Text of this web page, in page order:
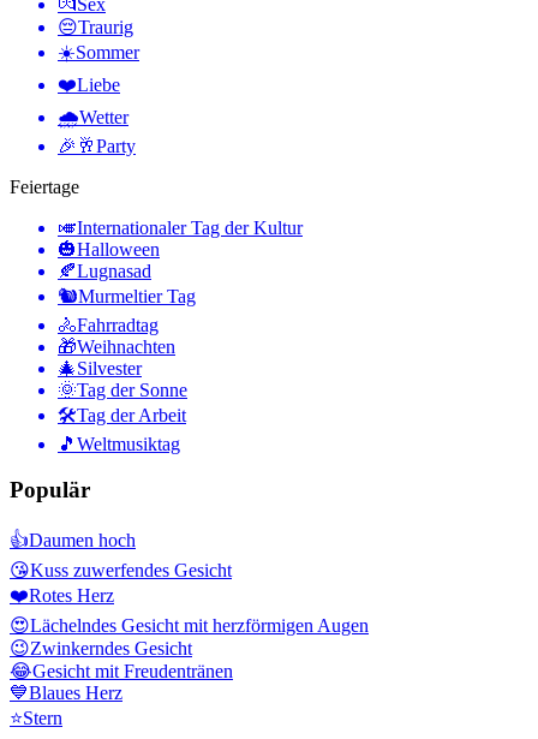
😔Traurig
☀️Sommer
❤️Liebe
🌧Wetter
🎉🥂Party
Feiertage
🎺Internationaler Tag der Kultur
🎃Halloween
🍂Lugnasad
🐿Murmeltier Tag
🚴Fahrradtag
🎁Weihnachten
🎄Silvester
🌞Tag der Sonne
🛠Tag der Arbeit
🎵 Weltmusiktag
Populär
👍Daumen hoch
😘Kuss zuwerfendes Gesicht
❤️Rotes Herz
😍Lächelndes Gesicht mit herzförmigen Augen
😉Zwinkerndes Gesicht
😂Gesicht mit Freudentränen
💙Blaues Herz
⭐Stern